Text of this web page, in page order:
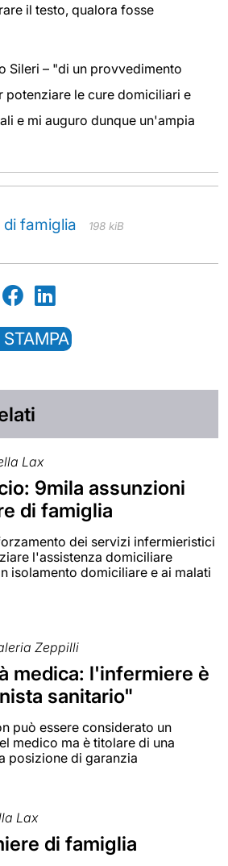
il testo, qualora fosse
Sileri – "di un provvedimento
potenziare le cure domiciliari e
e mi auguro dunque un'ampia
famiglia 198 kiB
Lax
9mila assunzioni
di famiglia
dei servizi infermieristici
l'assistenza domiciliare
isolamento domiciliare e ai malati
Zeppilli
medica: l'infermiere è
sanitario"
può essere considerato un
medico ma è titolare di una
posizione di garanzia
Lax
di famiglia